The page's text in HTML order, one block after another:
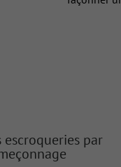
escroqueries par